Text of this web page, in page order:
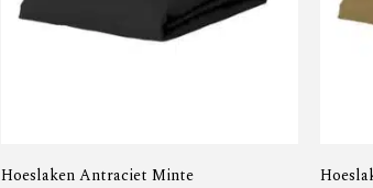
Hoeslaken Antraciet Minte